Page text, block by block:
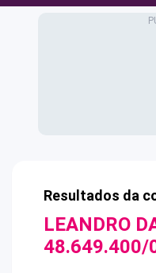
Resultados da
LEANDRO
48.649.400/